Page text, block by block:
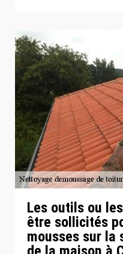
Les outils ou
être sollicités
mousses sur la